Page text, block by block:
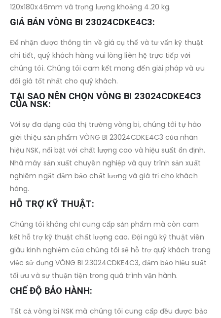
120x180x46mm và trọng lượng khoảng 4.20 kg.
GIÁ BÁN VÒNG BI 23024CDKE4C3:
Để nhận được thông tin về giá cụ thể và tư vấn kỹ thuật
chi tiết, quý khách hàng vui lòng liên hệ trực tiếp với
chúng tôi. Chúng tôi cam kết mang đến giải pháp và ưu
đãi giá tốt nhất cho quý khách.
TẠI SAO NÊN CHỌN VÒNG BI 23024CDKE4C3
CỦA NSK:
Với sự đa dạng của thị trường vòng bi, chúng tôi tự hào
giới thiệu sản phẩm VÒNG BI 23024CDKE4C3 của nhãn
hiệu NSK, nổi bật với chất lượng cao và hiệu suất ổn định.
Nhà máy sản xuất chuyên nghiệp và quy trình sản xuất
nghiêm ngặt đảm bảo chất lượng và giá trị cho khách
hàng.
HỖ TRỢ KỸ THUẬT:
Chúng tôi không chỉ cung cấp sản phẩm mà còn cam
kết hỗ trợ kỹ thuật chất lượng cao. Đội ngũ kỹ thuật viên
giàu kinh nghiệm của chúng tôi sẽ hỗ trợ quý khách trong
việc sử dụng VÒNG BI 23024CDKE4C3, đảm bảo hiệu suất
tối ưu và sự thuận tiện trong quá trình vận hành.
CHẾ ĐỘ BẢO HÀNH:
Tất cả vòng bi NSK mà chúng tôi cung cấp đều được bảo